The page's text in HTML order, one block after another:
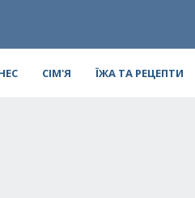
СІМ'Я ЇЖА ТА РЕЦЕПТИ